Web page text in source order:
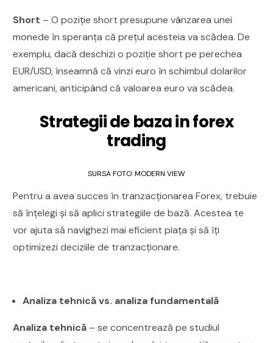
Short – O poziție short presupune vânzarea unei
monede în speranța că prețul acesteia va scădea. De
exemplu, dacă deschizi o poziție short pe perechea
EUR/USD, înseamnă că vinzi euro în schimbul dolarilor
americani, anticipând că valoarea euro va scădea.
Strategii de baza in forex
trading
SURSA FOTO: MODERN VIEW
Pentru a avea succes în tranzacționarea Forex, trebuie
să înțelegi și să aplici strategiile de bază. Acestea te
vor ajuta să navighezi mai eficient piața și să îți
optimizezi deciziile de tranzacționare.
Analiza tehnică vs. analiza fundamentală
Analiza tehnică – se concentrează pe studiul